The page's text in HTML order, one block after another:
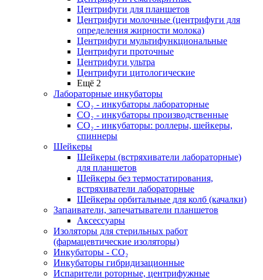
Центрифуги для планшетов
Центрифуги молочные (центрифуги для
определения жирности молока)
Центрифуги мультифункциональные
Центрифуги проточные
Центрифуги ультра
Центрифуги цитологические
Ещё 2
Лабораторные инкубаторы
СО₂ - инкубаторы лабораторные
СО₂ - инкубаторы производственные
СО₂ - инкубаторы: роллеры, шейкеры,
спиннеры
Шейкеры
Шейкеры (встряхиватели лабораторные)
для планшетов
Шейкеры без термостатирования,
встряхиватели лабораторные
Шейкеры орбитальные для колб (качалки)
Запаиватели, запечатыватели планшетов
Аксессуары
Изоляторы для стерильных работ
(фармацевтические изоляторы)
Инкубаторы - CO₂
Инкубаторы гибридизационные
Испарители роторные, центрифужные